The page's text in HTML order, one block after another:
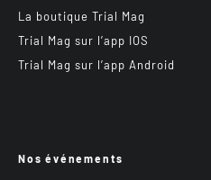
La boutique Trial Mag
Trial Mag sur l’app IOS
Trial Mag sur l’app Android
Nos événements